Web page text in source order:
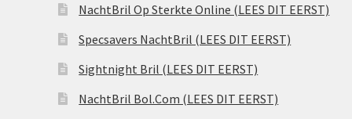
NachtBril Op Sterkte Online (LEES DIT EERST)
Specsavers NachtBril (LEES DIT EERST)
Sightnight Bril (LEES DIT EERST)
NachtBril Bol.Com (LEES DIT EERST)